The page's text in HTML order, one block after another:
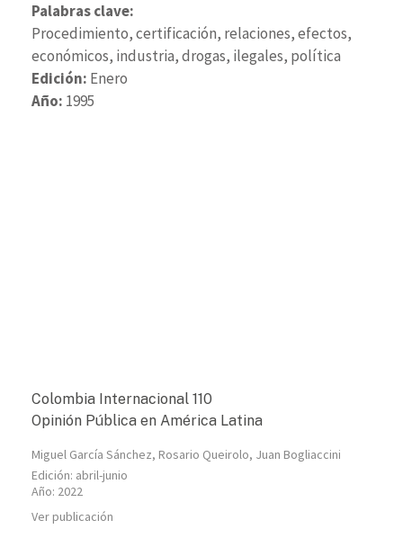
Palabras clave:
Procedimiento, certificación, relaciones, efectos,
económicos, industria, drogas, ilegales, política
Edición: Enero
Año: 1995
Colombia Internacional 110
Opinión Pública en América Latina
Miguel García Sánchez, Rosario Queirolo, Juan Bogliaccini
Edición: abril-junio
Año: 2022
Ver publicación